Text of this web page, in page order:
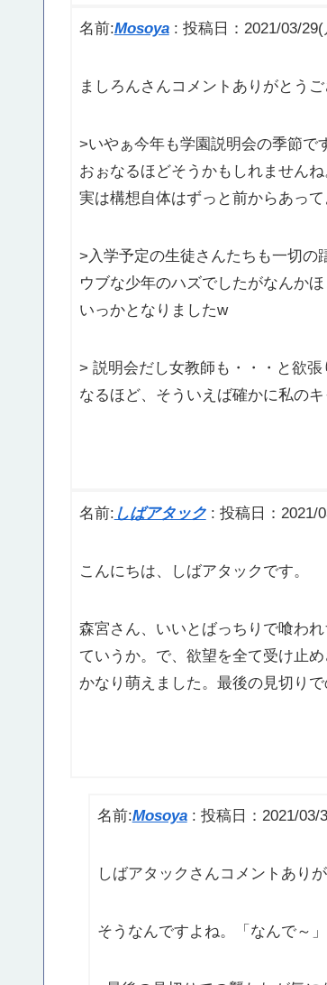
名前:Mosoya: 投稿日：2021/03/
ましろんさんコメントありがとうご
>いやぁ今年も学園説明会の季節で
おぉなるほどそうかもしれませんね
実は構想自体はずっと前からあっ
>入学予定の生徒さんたちも一切の
ウブな少年のハズでしたがなんか
いっかとなりましたw
> 説明会だし女教師も・・・と欲
なるほど、そういえば確かに私の
名前: しばアタック: 投稿日：2021/
こんにちは、しばアタックです。
森宮さん、いいとばっちりで喰わ
ていうか。で、欲望を全て受け止
かなり萌えました。最後の見切り
名前:Mosoya: 投稿日：2021/03/
しばアタックさんコメントあり
そうなんですよね。「なんで～